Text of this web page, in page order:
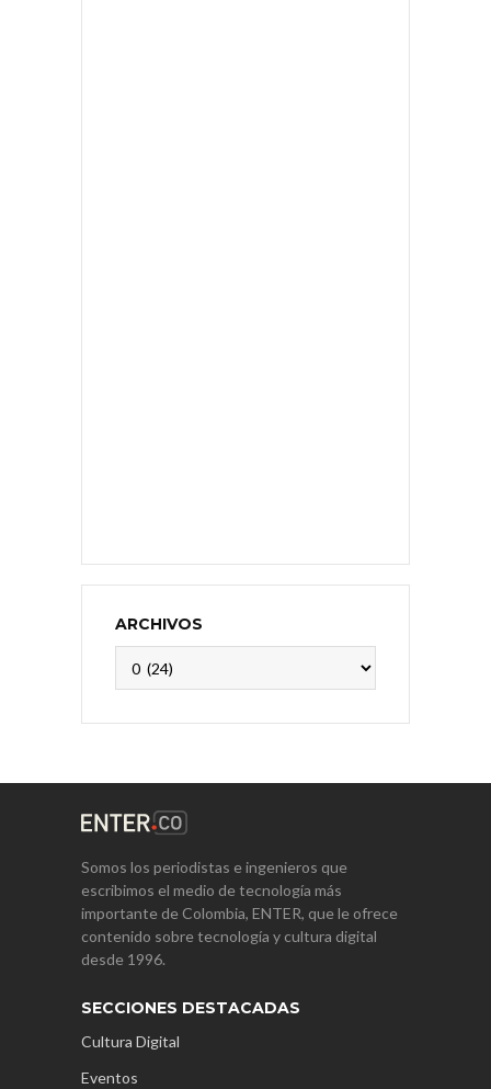
ARCHIVOS
Somos los periodistas e ingenieros que
escribimos el medio de tecnología más
importante de Colombia, ENTER, que le ofrece
contenido sobre tecnología y cultura digital
desde 1996.
SECCIONES DESTACADAS
Cultura Digital
Eventos